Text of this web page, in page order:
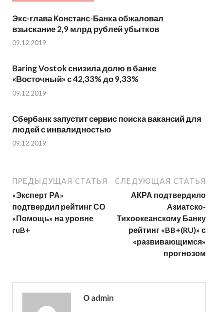
Экс-глава Констанс-Банка обжаловал
взыскание 2,9 млрд рублей убытков
09.12.2019
Baring Vostok снизила долю в банке
«Восточный» с 42,33% до 9,33%
09.12.2019
Сбербанк запустит сервис поиска вакансий для
людей с инвалидностью
09.12.2019
ПРЕДЫДУЩАЯ СТАТЬЯ
«Эксперт РА»
подтвердил рейтинг СО
«Помощь» на уровне
ruB+
СЛЕДУЮЩАЯ СТАТЬЯ
АКРА подтвердило
Азиатско-
Тихоокеанскому Банку
рейтинг «BB+(RU)» с
«развивающимся»
прогнозом
О admin